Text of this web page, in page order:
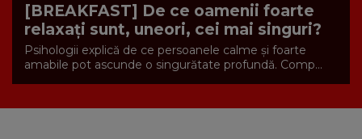
[BREAKFAST] De ce oamenii foarte
relaxați sunt, uneori, cei mai singuri?
Psihologii explică de ce persoanele calme și foarte
amabile pot ascunde o singurătate profundă. Comp...